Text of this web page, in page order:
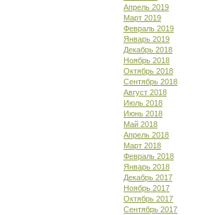
Апрель 2019
Март 2019
Февраль 2019
Январь 2019
Декабрь 2018
Ноябрь 2018
Октябрь 2018
Сентябрь 2018
Август 2018
Июль 2018
Июнь 2018
Май 2018
Апрель 2018
Март 2018
Февраль 2018
Январь 2018
Декабрь 2017
Ноябрь 2017
Октябрь 2017
Сентябрь 2017